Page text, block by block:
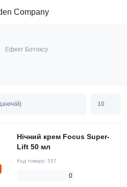
Ефект Ботоксу
Нічний крем Focus Super-
Lift 50 мл
Код товару: 537
0